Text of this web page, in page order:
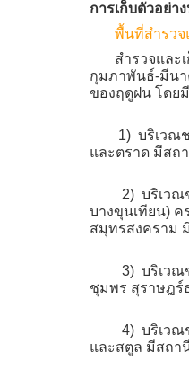
การเก็บตัวอย่า
พื้นที่สำรวจ
สำรวจและเก็
กุมภาพันธ์-มีนา
ของฤดูฝน โดย
1) บริเวณชา
และตราด มีสถ
2) บริเวณชา
บางขุนเทียน) ค
สมุทรสงคราม
3) บริเวณชา
ชุมพร สุราษฎร์
4) บริเวณชา
และสตูล มีสถา